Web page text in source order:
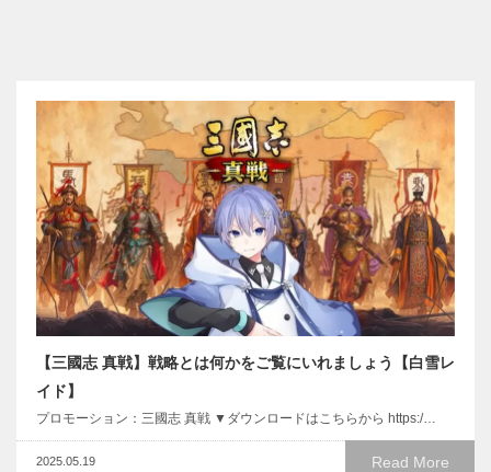
【三國志 真戦】戦略とは何かをご覧にいれましょう【白雪レ
イド】
プロモーション：三國志 真戦 ▼ダウンロードはこちらから https:/…
Read More
2025.05.19